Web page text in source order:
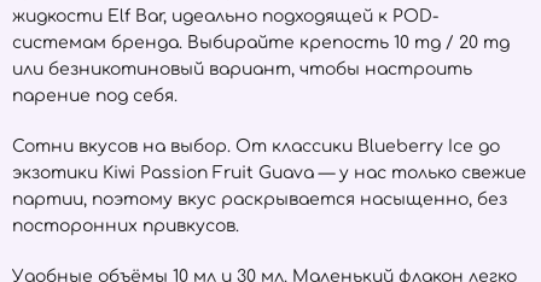
жидкости Elf Bar, идеально подходящей к POD-
системам бренда. Выбирайте крепость 10 mg / 20 mg
или безникотиновый вариант, чтобы настроить
парение под себя.
Сотни вкусов на выбор. От классики Blueberry Ice до
экзотики Kiwi Passion Fruit Guava — у нас только свежие
партии, поэтому вкус раскрывается насыщенно, без
посторонних привкусов.
Удобные объёмы 10 мл и 30 мл. Маленький флакон легко